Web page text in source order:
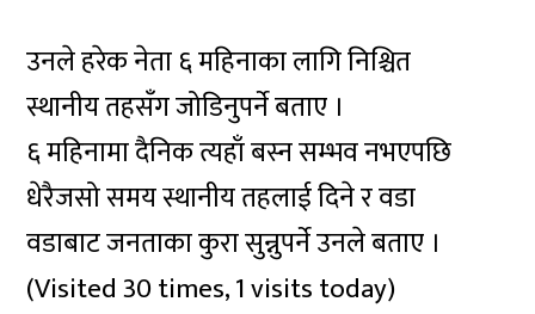
उनले हरेक नेता ६ महिनाका लागि निश्चित
स्थानीय तहसँग जोडिनुपर्ने बताए ।
६ महिनामा दैनिक त्यहाँ बस्न सम्भव नभएपछि
धेरैजसो समय स्थानीय तहलाई दिने र वडा
वडाबाट जनताका कुरा सुन्नुपर्ने उनले बताए ।
(Visited 30 times, 1 visits today)